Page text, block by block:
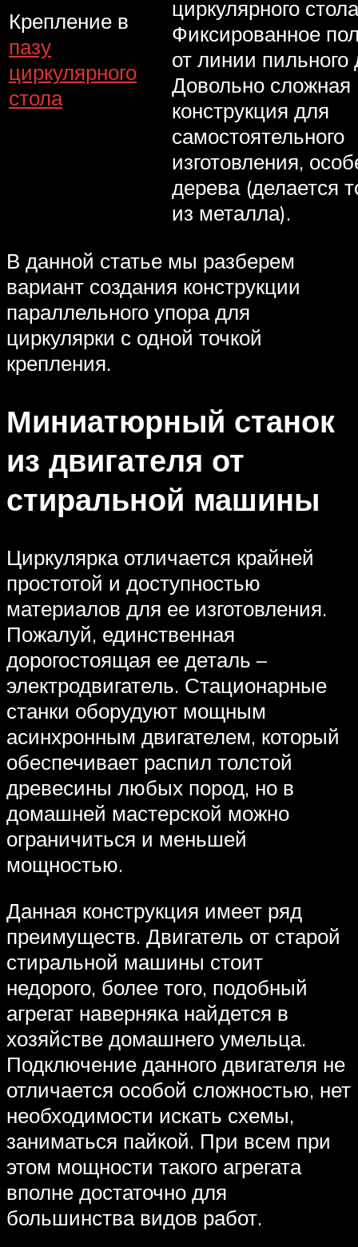
Крепление в
пазу
циркулярного
стола
циркулярного
Фиксированное
от линии пильного
Довольно сложная
конструкция для
самостоятельного
изготовления,
дерева (делается
из металла).
В данной статье мы разберем
вариант создания конструкции
параллельного упора для
циркулярки с одной точкой
крепления.
Миниатюрный станок
из двигателя от
стиральной машины
Циркулярка отличается крайней
простотой и доступностью
материалов для ее изготовления.
Пожалуй, единственная
дорогостоящая ее деталь –
электродвигатель. Стационарные
станки оборудуют мощным
асинхронным двигателем, который
обеспечивает распил толстой
древесины любых пород, но в
домашней мастерской можно
ограничиться и меньшей
мощностью.
Данная конструкция имеет ряд
преимуществ. Двигатель от старой
стиральной машины стоит
недорого, более того, подобный
агрегат наверняка найдется в
хозяйстве домашнего умельца.
Подключение данного двигателя не
отличается особой сложностью, нет
необходимости искать схемы,
заниматься пайкой. При всем при
этом мощности такого агрегата
вполне достаточно для
большинства видов работ.